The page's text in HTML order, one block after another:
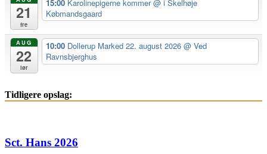
21
fre
15:00 Karolinepigerne kommer@ i Skelhøje
Købmandsgaard
AUG
22
lør
10:00 Dollerup Marked 22. august 2026 @ Ved
Ravnsbjerghus
Tidligere opslag:
Sct. Hans 2026